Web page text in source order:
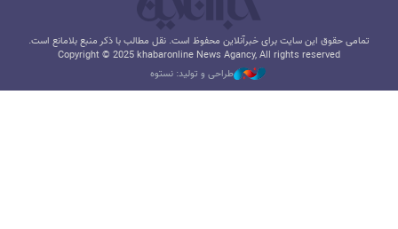
تمامی حقوق این سایت برای خبرآنلاین محفوظ است. نقل مطالب با ذکر منبع بلامانع است.
Copyright © 2025 khabaronline News Agancy, All rights reserved
طراحی و تولید: نستوه